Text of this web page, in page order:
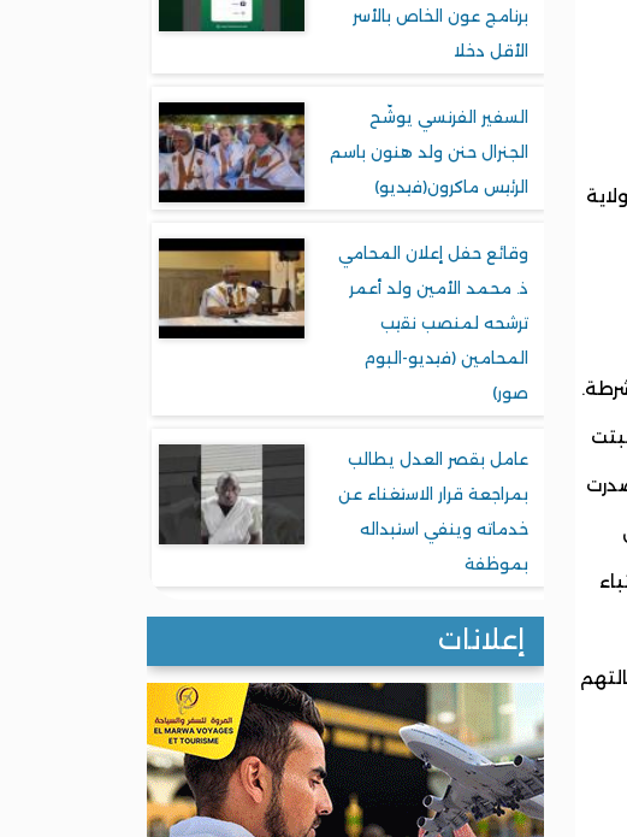
برنامج عون الخاص بالأسر
الأقل دخلا
السفير الفرنسي يوشّح
الجنرال حنن ولد هنون باسم
الرئيس ماكرون(فيديو)
وقائع حفل إعلان المحامي
ذ. محمد الأمين ولد أعمر
ترشحه لمنصب نقيب
المحامين (فيديو-البوم
صور)
عامل بقصر العدل يطالب
بمراجعة قرار الاستغناء عن
خدماته وينفي استبداله
بموظفة
إعلانات